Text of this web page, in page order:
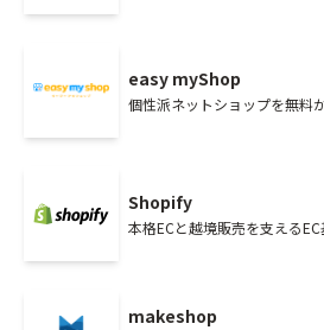
easy myShop
個性派ネットショップを無料
Shopify
本格ECと越境販売を支える
makeshop